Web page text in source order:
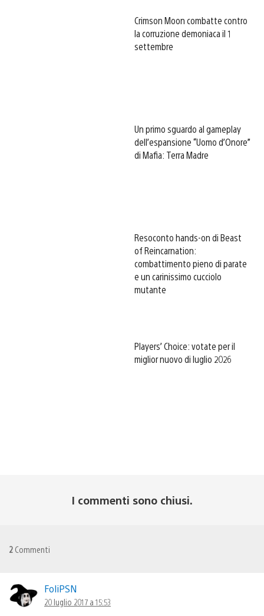
Crimson Moon combatte contro
la corruzione demoniaca il 1
settembre
Un primo sguardo al gameplay
dell’espansione “Uomo d’Onore”
di Mafia: Terra Madre
Resoconto hands-on di Beast
of Reincarnation:
combattimento pieno di parate
e un carinissimo cucciolo
mutante
Players’ Choice: votate per il
miglior nuovo di luglio 2026
I commenti sono chiusi.
2 Commenti
FoliPSN
20 luglio 2017 a 15:53